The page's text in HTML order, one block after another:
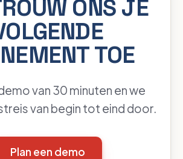
ONS JE
TOE
van 30 minuten en we
van begin tot eind door.
Plan een demo